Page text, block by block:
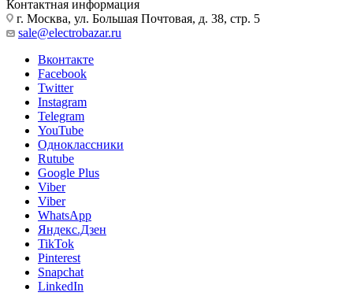
Контактная информация
г. Москва, ул. Большая Почтовая, д. 38, стр. 5
sale@electrobazar.ru
Вконтакте
Facebook
Twitter
Instagram
Telegram
YouTube
Одноклассники
Rutube
Google Plus
Viber
Viber
WhatsApp
Яндекс.Дзен
TikTok
Pinterest
Snapchat
LinkedIn